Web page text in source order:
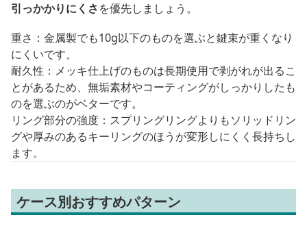
引っかかりにくさを優先しましょう。
重さ：金属製でも10g以下のものを選ぶと鍵束が重くなり
にくいです。
耐久性：メッキ仕上げのものは長期使用で剥がれが出るこ
とがあるため、無垢素材やコーティングがしっかりしたも
のを選ぶのがベターです。
リング部分の強度：スプリングリングよりもソリッドリン
グや厚みのあるキーリングのほうが変形しにくく長持ちし
ます。
ケース別おすすめパターン